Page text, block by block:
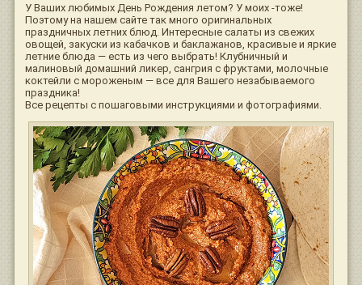
У Ваших любимых День Рождения летом? У моих -тоже!
Поэтому на нашем сайте так много оригинальных
праздничных летних блюд. Интересные салаты из свежих
овощей, закуски из кабачков и баклажанов, красивые и яркие
летние блюда — есть из чего выбрать! Клубничный и
малиновый домашний ликер, сангрия с фруктами, молочные
коктейли с мороженым — все для Вашего незабываемого
праздника!
Все рецепты с пошаговыми инструкциями и фотографиями.